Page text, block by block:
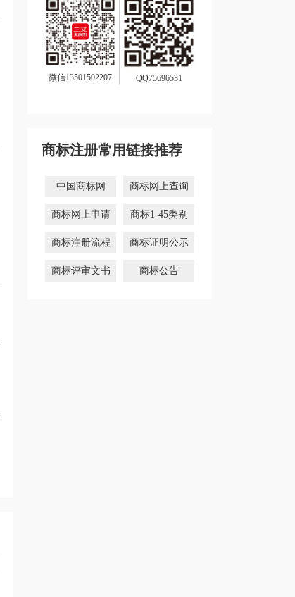
微信13501502207 QQ75696531
商标注册常用链接推荐
中国商标网 商标网上查询
商标网上申请 商标1-45类别
商标注册流程 商标证明公示
商标评审文书 商标公告